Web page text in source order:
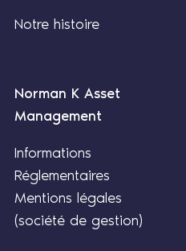
Notre histoire
Norman K Asset
Management
Informations
Réglementaires
Mentions légales
(société de gestion)